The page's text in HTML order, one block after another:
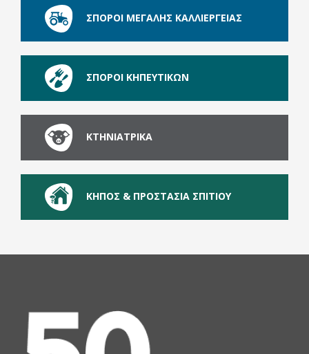
ΣΠΟΡΟΙ ΜΕΓΑΛΗΣ ΚΑΛΛΙΕΡΓΕΙΑΣ
ΣΠΟΡΟΙ ΚΗΠΕΥΤΙΚΩΝ
ΚΤΗΝΙΑΤΡΙΚΑ
ΚΗΠΟΣ & ΠΡΟΣΤΑΣΙΑ ΣΠΙΤΙΟΥ